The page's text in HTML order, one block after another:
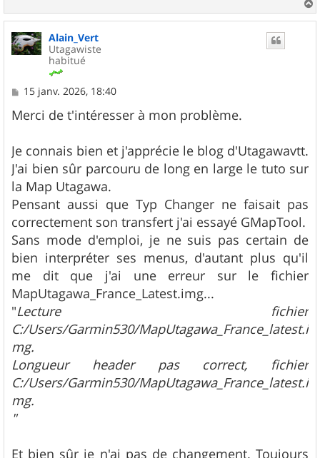
a
u
Alain_Vert
Utagawiste
habitué
M
s
s
g
e
15 janv. 2026, 18:40
Merci de t'intéresser à mon problème.
Je connais bien et j'apprécie le blog d'Utagawavtt.
J'ai bien sûr parcouru de long en large le tuto sur
la Map Utagawa.
Pensant aussi que Typ Changer ne faisait pas
correctement son transfert j'ai essayé GMapTool.
Sans mode d'emploi, je ne suis pas certain de
bien interpréter ses menus, d'autant plus qu'il
me dit que j'ai une erreur sur le fichier
MapUtagawa_France_Latest.img...
"Lecture fichier
C:/Users/Garmin530/MapUtagawa_France_latest.i
mg.
Longueur header pas correct, fichier
C:/Users/Garmin530/MapUtagawa_France_latest.i
mg.
"
Et bien sûr je n'ai pas de changement. Toujours